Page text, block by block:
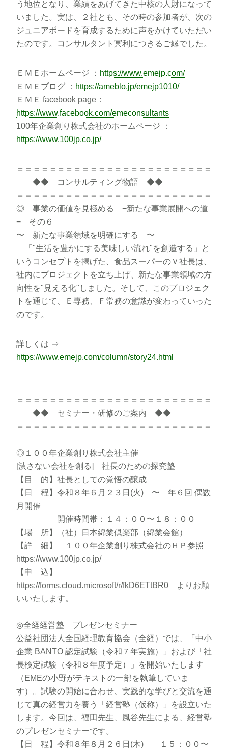
う地位となり、業績をあげてきた中核の人財になって
いました。実は、２社とも、その時の参加者が、次の
ジュニアボードを育成するために声をかけていただい
たのです。コンサルタント冥利につきるご縁でした。
ＥＭＥホームページ ： https://www.emejp.com/
ＥＭＥブログ ： https://ameblo.jp/emejp1010/
ＥＭＥ facebook page：
https://www.facebook.com/emeconsultants
100年企業創り株式会社のホームページ ：
https://www.100jp.co.jp/
＝＝＝＝＝＝＝＝＝＝＝＝＝＝＝＝＝＝＝＝＝＝＝＝
◆◆ コンサルティング物語 ◆◆
＝＝＝＝＝＝＝＝＝＝＝＝＝＝＝＝＝＝＝＝＝＝＝＝
◎ 事業の価値を見極める −新たな事業展開への道
− その６
〜 新たな事業領域を明確にする 〜
「"生活を豊かにする美味しい流れ"を創造する」と
いうコンセプトを掲げた、食品スーパーのＶ社長は、
社内にプロジェクトを立ち上げ、新たな事業領域の方
向性を"見える化"しました。そして、このプロジェク
トを通じて、Ｅ専務、Ｆ常務の意識が変わっていった
のです。
詳しくは ⇒
https://www.emejp.com/column/story24.html
＝＝＝＝＝＝＝＝＝＝＝＝＝＝＝＝＝＝＝＝＝＝＝＝
◆◆ セミナー・研修のご案内 ◆◆
＝＝＝＝＝＝＝＝＝＝＝＝＝＝＝＝＝＝＝＝＝＝＝＝
◎１００年企業創り株式会社主催
[潰さない会社を創る] 社長のための探究塾
【目 的】社長としての覚悟の醸成
【日 程】令和８年６月２３日(火) 〜 年６回 偶数
月開催
開催時間帯：１４：００〜１８：００
【場 所】（社）日本綿業倶楽部（綿業会館）
【詳 細】 １００年企業創り株式会社のＨＰ参照
https://www.100jp.co.jp/
【申 込】
https://forms.cloud.microsoft/r/fkD6ETtBR0 よりお願
いいたします。
◎全経経営塾 プレゼンセミナー
公益社団法人全国経理教育協会（全経）では、「中小
企業 BANTO 認定試験（令和７年実施）」および「社
長検定試験（令和８年度予定）」を開始いたします
（EMEの小野がテキストの一部を執筆していま
す）。試験の開始に合わせ、実践的な学びと交流を通
じて真の経営力を養う「経営塾（仮称）」を設立いた
します。今回は、福田先生、風谷先生による、経営塾
のプレゼンセミナーです。
【日 程】令和８年８月２６日(木) １５：００〜